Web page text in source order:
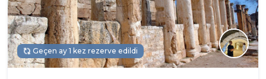
Geçen ay 1 kez rezerve edildi